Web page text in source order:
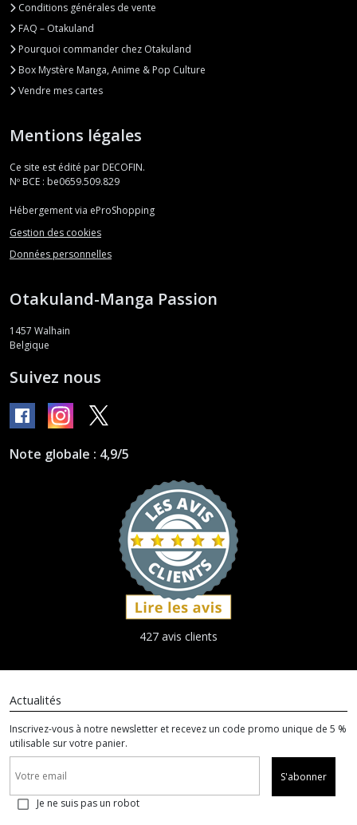
Conditions générales de vente
FAQ – Otakuland
Pourquoi commander chez Otakuland
Box Mystère Manga, Anime & Pop Culture
Vendre mes cartes
Mentions légales
Ce site est édité par DECOFIN.
Nº BCE : be0659.509.829
Hébergement via eProShopping
Gestion des cookies
Données personnelles
Otakuland-Manga Passion
1457 Walhain
Belgique
Suivez nous
Note globale : 4,9/5
427 avis clients
Actualités
Inscrivez-vous à notre newsletter et recevez un code promo unique de 5 %
utilisable sur votre panier.
S'abonner
Je ne suis pas un robot